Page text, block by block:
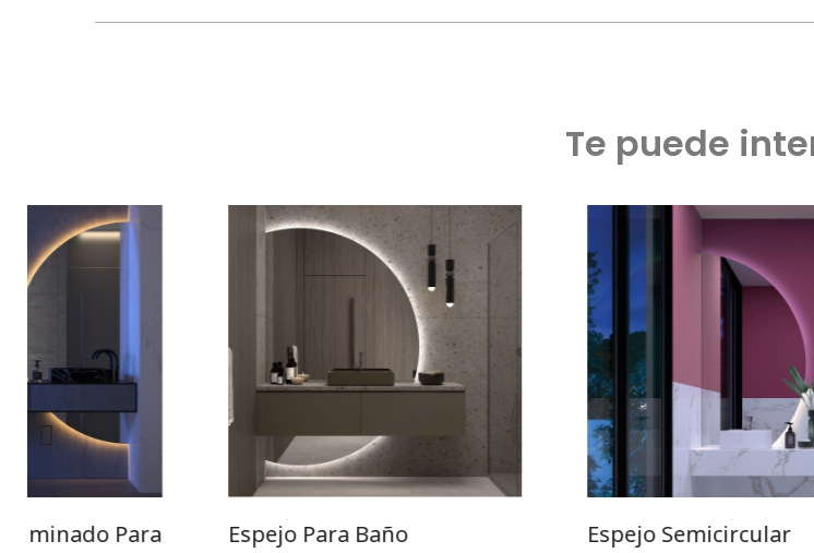
Te puede
Para
Espejo Para Baño
Espejo Semicircular